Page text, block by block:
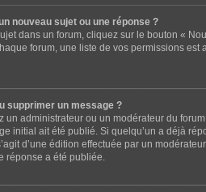
nouveau sujet ou une réponse ?
dans un forum, cliquez sur le bouton «
forum, une liste de vos permissions
supprimer un message ?
un administrateur ou un modérateur du
initial ait été publié. Si quelqu’un a déjà
d’une édition effectuée par un
réponse a été publiée.